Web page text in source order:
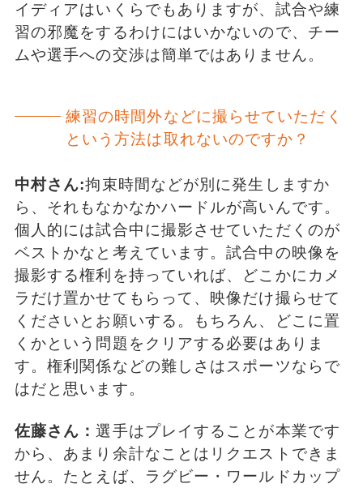
イディアはいくらでもありますが、試合や練
習の邪魔をするわけにはいかないので、チー
ムや選手への交渉は簡単ではありません。
練習の時間外などに撮らせていただく
という方法は取れないのですか？
中村さん:拘束時間などが別に発生しますか
ら、それもなかなかハードルが高いんです。
個人的には試合中に撮影させていただくのが
ベストかなと考えています。試合中の映像を
撮影する権利を持っていれば、どこかにカメ
ラだけ置かせてもらって、映像だけ撮らせて
くださいとお願いする。もちろん、どこに置
くかという問題をクリアする必要はありま
す。権利関係などの難しさはスポーツならで
はだと思います。
佐藤さん：選手はプレイすることが本業です
から、あまり余計なことはリクエストできま
せん。たとえば、ラグビー・ワールドカップ